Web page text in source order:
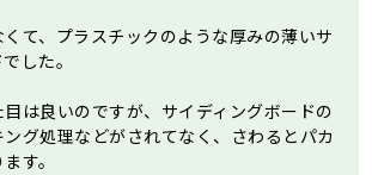
て、プラスチックのような厚みの薄いサ
した。
は良いのですが、サイディングボードの
グ処理などがされてなく、さわるとパカ
す。